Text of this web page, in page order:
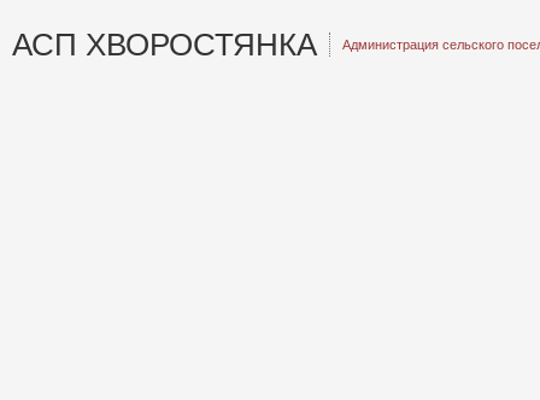
АСП ХВОРОСТЯНКА Администрация сельского